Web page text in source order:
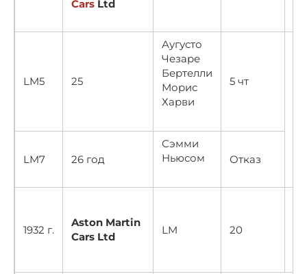
Cars Ltd
LM5 25
Аугусто
Чезаре
Бертелли
Морис
Харви
5 чт
LM7 26 год
Сэмми
Ньюсом
Отказ
1932 г.
Aston Martin
Cars Ltd
LM 20